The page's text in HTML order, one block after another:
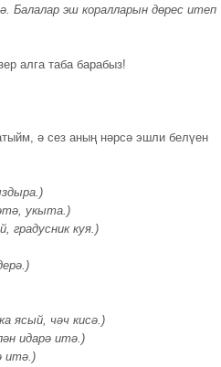
Балалар эш коралларын дөрес итеп
алга таба барабыз!
ә сез аның нәрсә эшли белүен
укыта.)
градусник куя.)
ясый, чәч кисә.)
идарә итә.)
итә.)